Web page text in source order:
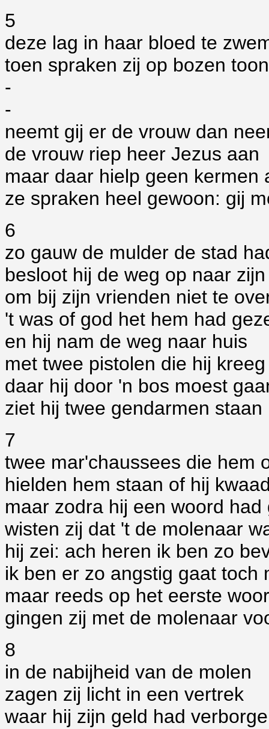
5
deze lag in haar bloed te
toen spraken zij op bozen
-
-
neemt gij er de vrouw dan
de vrouw riep heer Jezus aan
maar daar hielp geen kermen
ze spraken heel gewoon: gij
6
zo gauw de mulder de stad
besloot hij de weg op naar
om bij zijn vrienden niet te
't was of god het hem had
en hij nam de weg naar huis
met twee pistolen die hij
daar hij door 'n bos moest
ziet hij twee gendarmen staan
7
twee mar'chaussees die hem
hielden hem staan of hij
maar zodra hij een woord had
wisten zij dat 't de molenaar
hij zei: ach heren ik ben zo
ik ben er zo angstig gaat toch
maar reeds op het eerste
gingen zij met de molenaar
8
in de nabijheid van de molen
zagen zij licht in een vertrek
waar hij zijn geld had